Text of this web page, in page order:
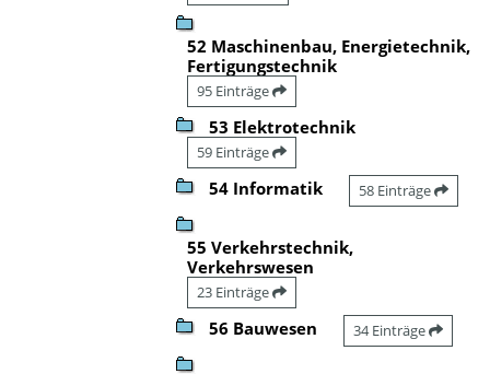
52 Maschinenbau, Energietechnik,
Fertigungstechnik
95 Einträge
53 Elektrotechnik
59 Einträge
54 Informatik 58 Einträge
55 Verkehrstechnik,
Verkehrswesen
23 Einträge
56 Bauwesen 34 Einträge